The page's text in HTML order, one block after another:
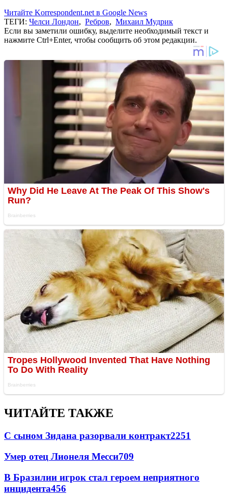
Читайте Korrespondent.net в Google News
ТЕГИ: Челси Лондон, Ребров, Михаил Мудрик
Если вы заметили ошибку, выделите необходимый текст и
нажмите Ctrl+Enter, чтобы сообщить об этом редакции.
ЧИТАЙТЕ ТАКЖЕ
С сыном Зидана разорвали контракт2251
Умер отец Лионеля Месси709
В Бразилии игрок стал героем неприятного
инцидента456